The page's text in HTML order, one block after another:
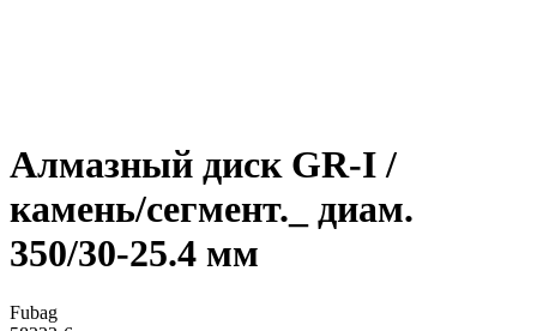
Алмазный диск GR-I /
камень/сегмент._ диам.
350/30-25.4 мм
Fubag